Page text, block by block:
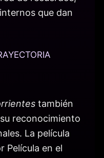
que dan
también
reconocimiento
La película
Película en el